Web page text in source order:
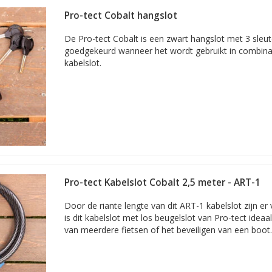
Pro-tect Cobalt hangslot
De Pro-tect Cobalt is een zwart hangslot met 3
goedgekeurd wanneer het wordt gebruikt in
kabelslot.
Pro-tect Kabelslot Cobalt 2,5 meter - ART-1
Door de riante lengte van dit ART-1 kabelslot zijn er
is dit kabelslot met los beugelslot van Pro-tect
van meerdere fietsen of het beveiligen van een boot.